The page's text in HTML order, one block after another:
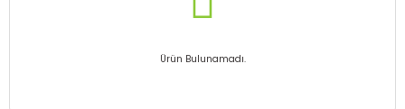
Ürün Bulunamadı.